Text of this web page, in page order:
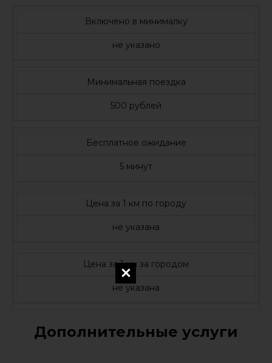
Включено в минималку
не указано
Минимальная поездка
500 рублей
Бесплатное ожидание
5 минут
Цена за 1 км по городу
не указана
Цена за 1 км за городом
не указана
Дополнительные услуги